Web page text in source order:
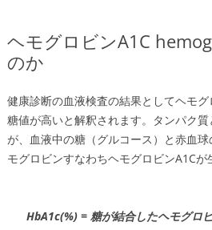
ヘモグロビンA1C
のか
健康診断の血液検査の結果としてヘモ
糖値が高いと解釈されます。タンパク
が、血液中の糖（グルコース）と赤血
モグロビンすなわちヘモグロビンA1C
HbA1c(%) = 糖が結合したヘモグロ